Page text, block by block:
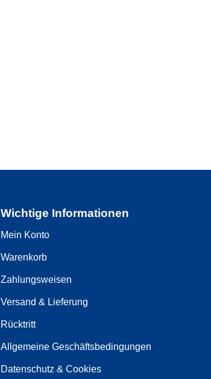
Wichtige Informationen
Mein Konto
Warenkorb
Zahlungsweisen
Versand & Lieferung
Rücktritt
Allgemeine Geschäftsbedingungen
Datenschutz & Cookies